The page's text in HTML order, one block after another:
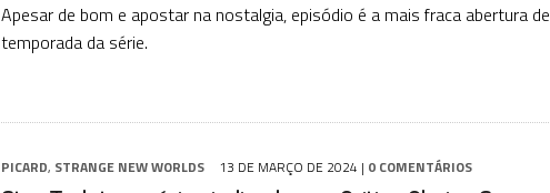
Apesar de bom e apostar na nostalgia, episódio é a mais fraca abertura de
temporada da série.
PICARD, STRANGE NEW WORLDS 13 DE MARÇO DE 2024 | 0 COMENTÁRIOS